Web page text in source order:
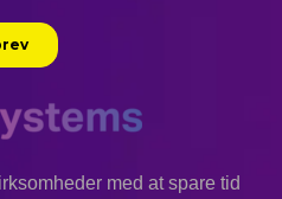
med at spare tid